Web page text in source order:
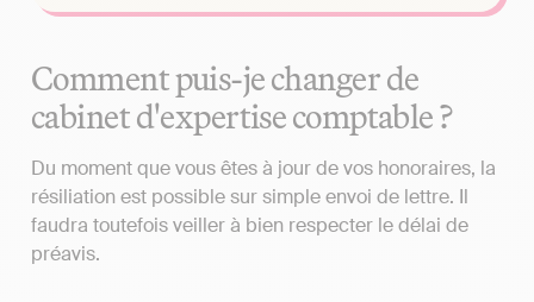
Comment puis-je changer de
cabinet d'expertise comptable ?
Du moment que vous êtes à jour de vos honoraires, la
résiliation est possible sur simple envoi de lettre. Il
faudra toutefois veiller à bien respecter le délai de
préavis.